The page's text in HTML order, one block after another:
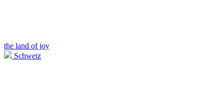
the land of joy
Schweiz